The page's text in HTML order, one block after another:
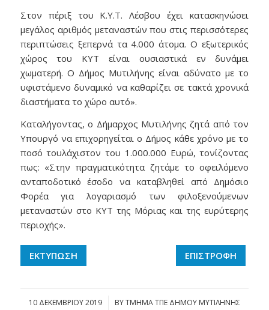
Στον πέριξ του Κ.Υ.Τ. Λέσβου έχει κατασκηνώσει
μεγάλος αριθμός μεταναστών που στις περισσότερες
περιπτώσεις ξεπερνά τα 4.000 άτομα. Ο εξωτερικός
χώρος του ΚΥΤ είναι ουσιαστικά εν δυνάμει
χωματερή. Ο Δήμος Μυτιλήνης είναι αδύνατο με το
υφιστάμενο δυναμικό να καθαρίζει σε τακτά χρονικά
διαστήματα το χώρο αυτό».
Καταλήγοντας, ο Δήμαρχος Μυτιλήνης ζητά από τον
Υπουργό να επιχορηγείται ο Δήμος κάθε χρόνο με το
ποσό τουλάχιστον του 1.000.000 Ευρώ, τονίζοντας
πως: «Στην πραγματικότητα ζητάμε το οφειλόμενο
ανταποδοτικό έσοδο να καταβληθεί από Δημόσιο
Φορέα για λογαριασμό των φιλοξενούμενων
μεταναστών στο ΚΥΤ της Μόριας και της ευρύτερης
περιοχής».
ΕΚΤΥΠΩΣΗ ΕΠΙΣΤΡΟΦΗ
10 ΔΕΚΕΜΒΡΊΟΥ 2019
/ BYΤΜΗΜΑ ΤΠΕ ΔΗΜΟΥ ΜΥΤΙΛΗΝΗΣ